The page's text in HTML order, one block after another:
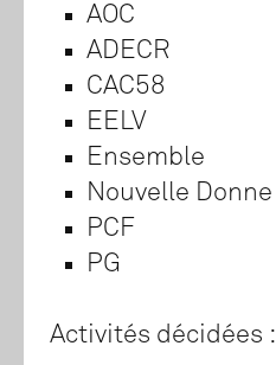
AOC
ADECR
CAC58
EELV
Ensemble
Nouvelle Donne
PCF
PG
Activités décidées :